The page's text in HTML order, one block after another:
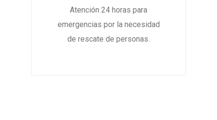
Atención 24 horas para
emergencias por la necesidad
de rescate de personas.